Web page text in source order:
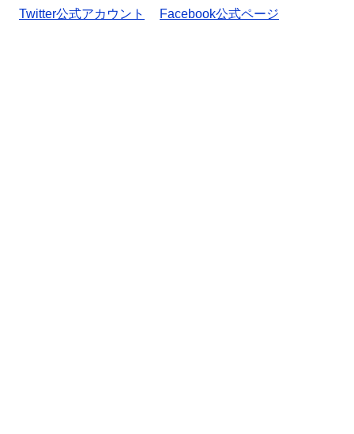
Twitter公式アカウント
Facebook公式ページ